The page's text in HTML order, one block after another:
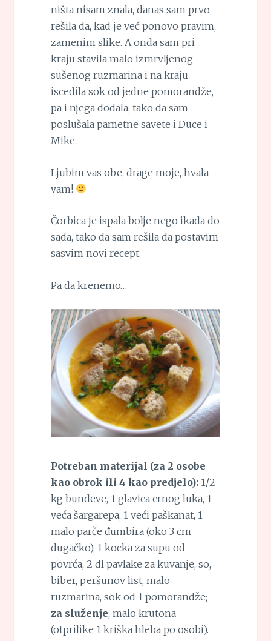
ništa nisam znala, danas sam prvo
rešila da, kad je već ponovo pravim,
zamenim slike. A onda sam pri
kraju stavila malo izmrvljenog
sušenog ruzmarina i na kraju
iscedila sok od jedne pomorandže,
pa i njega dodala, tako da sam
poslušala pametne savete i Duce i
Mike.
Ljubim vas obe, drage moje, hvala
vam!
Čorbica je ispala bolje nego ikada do
sada, tako da sam rešila da postavim
sasvim novi recept.
Pa da krenemo…
Potreban materijal (za 2 osobe
kao obrok ili 4 kao predjelo):1/2
kg bundeve, 1 glavica crnog luka, 1
veća šargarepa, 1 veći paškanat, 1
malo parče đumbira (oko 3 cm
dugačko), 1 kocka za supu od
povrća, 2 dl pavlake za kuvanje, so,
biber, peršunov list, malo
ruzmarina, sok od 1 pomorandže;
za služenje, malo krutona
(otprilike 1 kriška hleba po osobi).